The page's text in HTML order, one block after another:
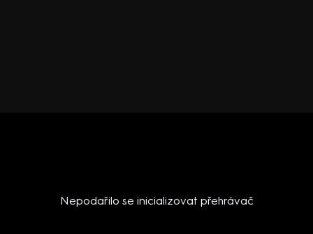
Nepodařilo se inicializovat přehrávač